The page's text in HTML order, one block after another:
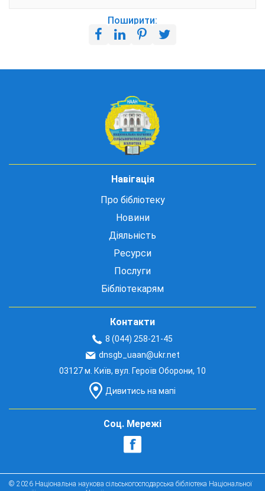
Поширити:
Навігація
Про бібліотеку
Новини
Діяльність
Ресурси
Послуги
Бібліотекарям
Контакти
8 (044) 258-21-45
dnsgb_uaan@ukr.net
03127 м. Київ, вул. Героїв Оборони, 10
Дивитись на мапі
Соц. Мережі
© 2026 Національна наукова сільськогосподарська бібліотека Національної